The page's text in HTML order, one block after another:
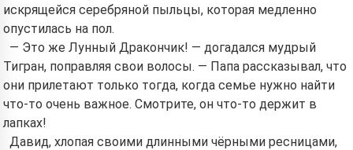
искрящейся серебряной пыльцы, которая медленно
опустилась на пол.
— Это же Лунный Дракончик! — догадался мудрый
Тигран, поправляя свои волосы. — Папа рассказывал, что
они прилетают только тогда, когда семье нужно найти
что-то очень важное. Смотрите, он что-то держит в
лапках!
Давид, хлопая своими длинными чёрными ресницами,